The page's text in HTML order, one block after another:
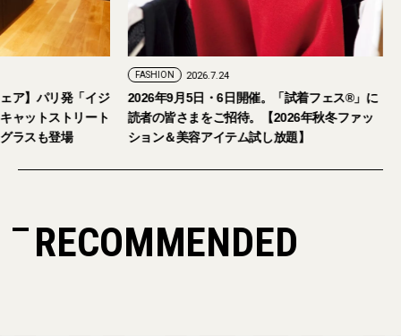
ア】パリ発「イジ
ャットストリート
ラスも登場
FASHION 2026.7.24
2026年9月5日・6日開催。「試着フェス®︎」に
読者の皆さまをご招待。【2026年秋冬ファッ
ション＆美容アイテム試し放題】
RECOMMENDED